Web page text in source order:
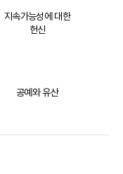
지속가능성에 대한
헌신
공예와 유산